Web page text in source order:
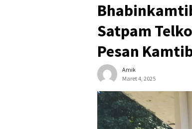
Satpam
Pesan
Amik
Maret 4, 2025